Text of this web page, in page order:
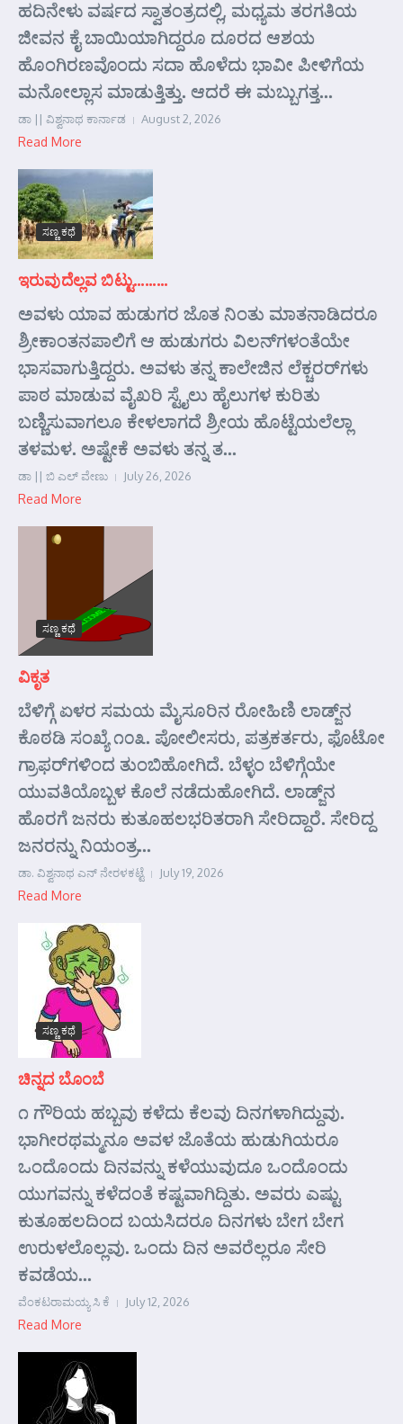
ಹದಿನೇಳು ವರ್ಷದ ಸ್ವಾತಂತ್ರದಲ್ಲಿ, ಮಧ್ಯಮ ತರಗತಿಯ
ಜೀವನ ಕೈ ಬಾಯಿಯಾಗಿದ್ದರೂ ದೂರದ ಆಶಯ
ಹೊಂಗಿರಣವೊಂದು ಸದಾ ಹೊಳೆದು ಭಾವೀ ಪೀಳಿಗೆಯ
ಮನೋಲ್ಲಾಸ ಮಾಡುತ್ತಿತ್ತು. ಆದರೆ ಈ ಮಬ್ಬುಗತ್ತ...
ಡಾ || ವಿಶ್ವನಾಥ ಕಾರ್ನಾಡ August 2, 2026
Read More
ಸಣ್ಣ ಕಥೆ
ಇರುವುದೆಲ್ಲವ ಬಿಟ್ಟು………
ಅವಳು ಯಾವ ಹುಡುಗರ ಜೊತ ನಿಂತು ಮಾತನಾಡಿದರೂ
ಶ್ರೀಕಾಂತನಪಾಲಿಗೆ ಆ ಹುಡುಗರು ವಿಲನ್‌ಗಳಂತೆಯೇ
ಭಾಸವಾಗುತ್ತಿದ್ದರು. ಅವಳು ತನ್ನ ಕಾಲೇಜಿನ ಲೆಕ್ಚರರ್‌ಗಳು
ಪಾಠ ಮಾಡುವ ವೈಖರಿ ಸ್ಟೈಲು ಹೈಲುಗಳ ಕುರಿತು
ಬಣ್ಣಿಸುವಾಗಲೂ ಕೇಳಲಾಗದೆ ಶ್ರೀಯ ಹೊಟ್ಟೆಯಲೆಲ್ಲಾ
ತಳಮಳ. ಅಷ್ಟೇಕೆ ಅವಳು ತನ್ನ ತ...
ಡಾ || ಬಿ ಎಲ್ ವೇಣು July 26, 2026
Read More
ಸಣ್ಣ ಕಥೆ
ವಿಕೃತ
ಬೆಳಿಗ್ಗೆ ಏಳರ ಸಮಯ ಮೈಸೂರಿನ ರೋಹಿಣಿ ಲಾಡ್ಜ್‌ನ
ಕೊಠಡಿ ಸಂಖ್ಯೆ ೧೦೩. ಪೋಲೀಸರು, ಪತ್ರಕರ್ತರು, ಫೊಟೋ
ಗ್ರಾಫರ್‌ಗಳಿಂದ ತುಂಬಿಹೋಗಿದೆ. ಬೆಳ್ಳಂ ಬೆಳಿಗ್ಗೆಯೇ
ಯುವತಿಯೊಬ್ಬಳ ಕೊಲೆ ನಡೆದುಹೋಗಿದೆ. ಲಾಡ್ಜ್‌ನ
ಹೊರಗೆ ಜನರು ಕುತೂಹಲಭರಿತರಾಗಿ ಸೇರಿದ್ದಾರೆ. ಸೇರಿದ್ದ
ಜನರನ್ನು ನಿಯಂತ್ರ...
ಡಾ. ವಿಶ್ವನಾಥ ಎನ್ ನೇರಳಕಟ್ಟೆ July 19, 2026
Read More
ಸಣ್ಣ ಕಥೆ
ಚಿನ್ನದ ಬೊಂಬೆ
೧ ಗೌರಿಯ ಹಬ್ಬವು ಕಳೆದು ಕೆಲವು ದಿನಗಳಾಗಿದ್ದುವು.
ಭಾಗೀರಥಮ್ಮನೂ ಅವಳ ಜೊತೆಯ ಹುಡುಗಿಯರೂ
ಒಂದೊಂದು ದಿನವನ್ನು ಕಳೆಯುವುದೂ ಒಂದೊಂದು
ಯುಗವನ್ನು ಕಳೆದಂತೆ ಕಷ್ಟವಾಗಿದ್ದಿತು. ಅವರು ಎಷ್ಟು
ಕುತೂಹಲದಿಂದ ಬಯಸಿದರೂ ದಿನಗಳು ಬೇಗ ಬೇಗ
ಉರುಳಲೊಲ್ಲವು. ಒಂದು ದಿನ ಅವರೆಲ್ಲರೂ ಸೇರಿ
ಕವಡೆಯ...
ವೆಂಕಟರಾಮಯ್ಯ ಸಿ ಕೆ July 12, 2026
Read More